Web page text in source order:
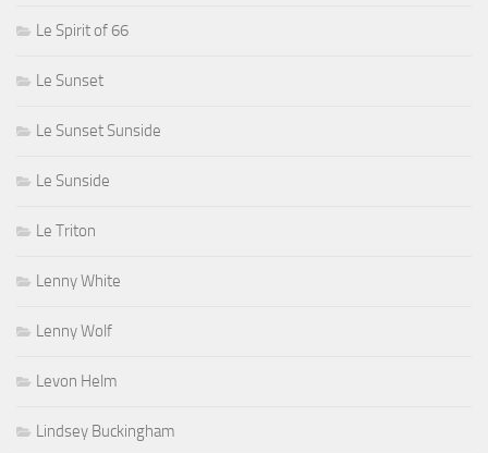
Le Spirit of 66
Le Sunset
Le Sunset Sunside
Le Sunside
Le Triton
Lenny White
Lenny Wolf
Levon Helm
Lindsey Buckingham